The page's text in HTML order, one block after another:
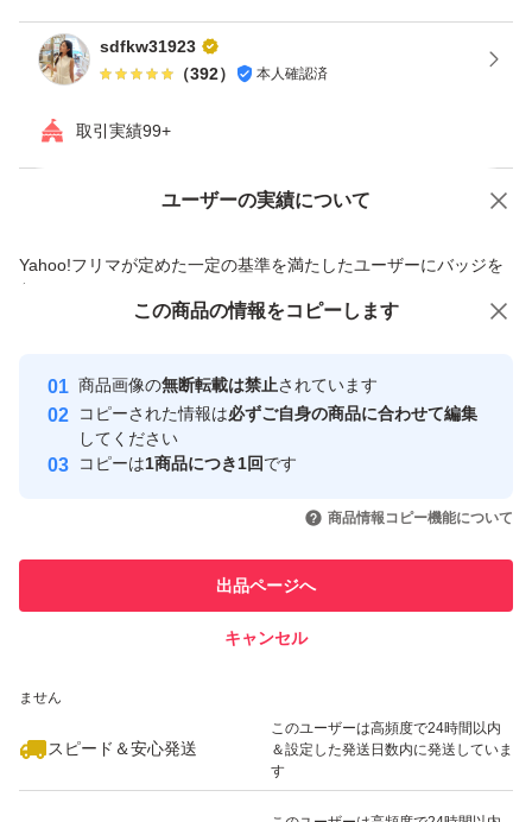
sdfkw31923
（392） 本人確認済
取引実績99+
ユーザーの実績について
Yahoo!フリマが定めた一定の基準を満たしたユーザーにバッジを
付与しています
安心取引出品者
心・安全なユーザーです
取引実績
引を完了させた実績があります
での取引実績があります
ません
スピード＆安心発送
このユーザーは高頻度で24時間以内
＆設定した発送日数内に発送していま
す
価格の相談 商品への質問
この商品の情報をコピーします
商品画像の無断転載は禁止されています
コピーされた情報は必ずご自身の商品に合わせて編集
してください
コピーは1商品につき1回です
商品情報コピー機能について
出品ページへ
キャンセル
この商品をみている人にオススメ